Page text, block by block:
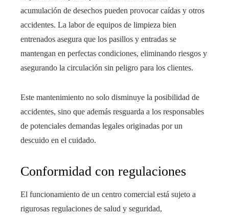
acumulación de desechos pueden provocar caídas y otros
accidentes. La labor de equipos de limpieza bien
entrenados asegura que los pasillos y entradas se
mantengan en perfectas condiciones, eliminando riesgos y
asegurando la circulación sin peligro para los clientes.
Este mantenimiento no solo disminuye la posibilidad de
accidentes, sino que además resguarda a los responsables
de potenciales demandas legales originadas por un
descuido en el cuidado.
Conformidad con regulaciones
El funcionamiento de un centro comercial está sujeto a
rigurosas regulaciones de salud y seguridad,